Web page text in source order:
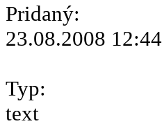
Pridaný:
23.08.2008 12:44
Typ:
text